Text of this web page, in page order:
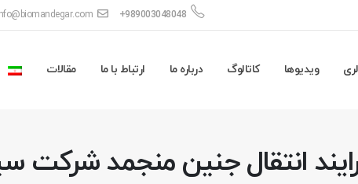
+989003048048
ویدیوها کاتالوگ درباره ما ارتباط با ما مقالات
انتقال جنین منجمد شرکت